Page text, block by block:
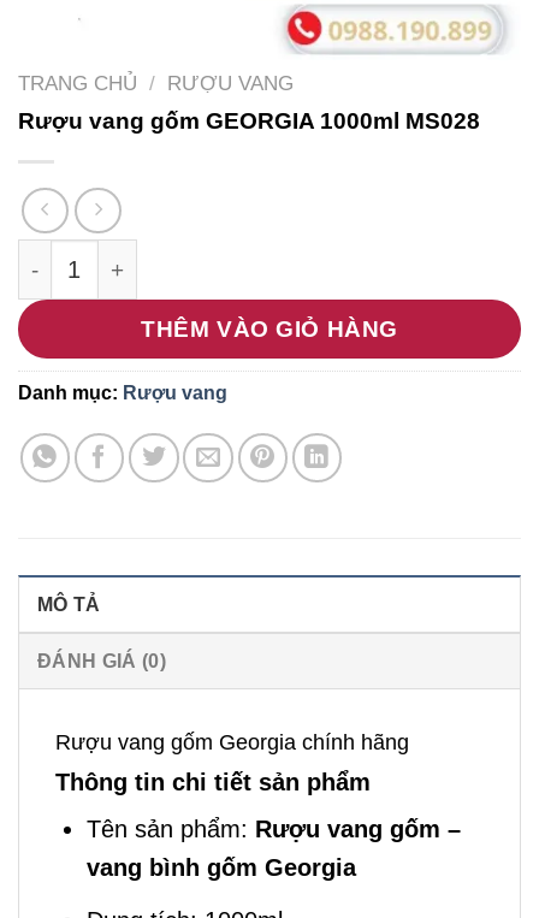
TRANG CHỦ / RƯỢU VANG
Rượu vang gốm GEORGIA 1000ml MS028
Rượu vang gốm GEORGIA 1000ml MS028 số
THÊM VÀO GIỎ HÀNG
Danh mục: Rượu vang
MÔ TẢ
ĐÁNH GIÁ (0)
Rượu vang gốm Georgia chính hãng
Thông tin chi tiết sản phẩm
Tên sản phẩm: Rượu vang gốm –
vang bình gốm Georgia